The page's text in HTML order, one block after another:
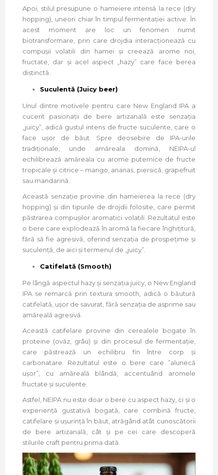
Apoi, stilul presupune o hameiere intensă la rece (dry
hopping), uneori chiar în timpul fermentației active. În
acest moment are loc un fenomen numit
biotransformare, prin care drojdia interacționează cu
compușii volatili din hamei și creează arome noi,
fructate, dar și acel aspect „hazy” care face berea
distinctă.
Suculentă (Juicy beer)
Unul dintre motivele pentru care New England IPA a
cucerit pasionații de bere artizanală este senzația
„juicy”, adică gustul intens de fructe suculente, care o
face ușor de băut. Spre deosebire de IPA-urile
tradiționale, unde amăreala domină, NEIPA-ul
echilibrează amăreala cu arome puternice de fructe
tropicale și citrice – mango, ananas, piersică, grapefruit
sau mandarină.
Această senzație provine din hameierea la rece (dry
hopping) și din tipurile de drojdii folosite, care permit
păstrarea compușilor aromatici volatili. Rezultatul este
o bere care explodează în aromă la fiecare înghițitură,
fără să fie agresivă, oferind senzația de prospețime și
suculență, de aici și termenul de „juicy”.
Catifelată (Smooth)
Pe lângă aspectul hazy și senzația juicy, o New England
IPA se remarcă prin textura smooth, adică o băutură
catifelată, ușor de savurat, fără senzația de asprime sau
amăreală agresivă.
Această catifelare provine din cerealele bogate în
proteine (ovăz, grâu) și din procesul de fermentație,
care păstrează un echilibru fin între corp și
carbonatare. Rezultatul este o bere care ”alunecă
ușor”, cu amăreală blândă, accentuând aromele
fructate și suculente.
Astfel, NEIPA nu este doar o bere cu aspect hazy, ci și o
experiență gustativă bogată, care combină fructe,
catifelare și ușurință în băut, atrăgând atât cunoscătorii
de bere artizanală, cât și pe cei care descoperă
stilurile craft pentru prima dată.